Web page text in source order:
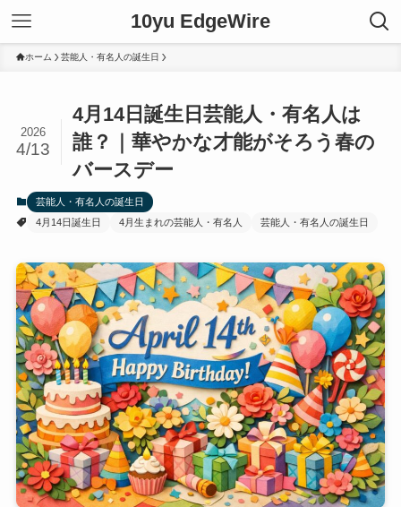
10yu EdgeWire
ホーム 芸能人・有名人の誕生日
4月14日誕生日芸能人・有名人は
誰？｜華やかな才能がそろう春の
バースデー
2026
4/13
芸能人・有名人の誕生日
4月14日誕生日
4月生まれの芸能人・有名人 芸能人・有名人の誕生日